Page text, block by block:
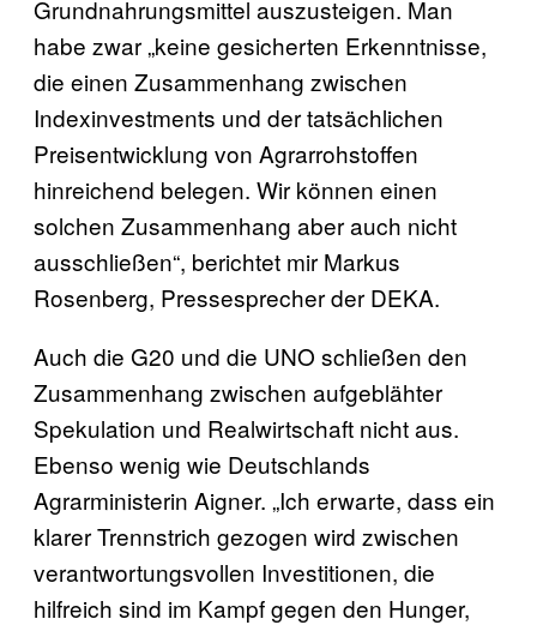
Grundnahrungsmittel auszusteigen. Man
habe zwar „keine gesicherten Erkenntnisse,
die einen Zusammenhang zwischen
Indexinvestments und der tatsächlichen
Preisentwicklung von Agrarrohstoffen
hinreichend belegen. Wir können einen
solchen Zusammenhang aber auch nicht
ausschließen“, berichtet mir Markus
Rosenberg, Pressesprecher der DEKA.
Auch die G20 und die UNO schließen den
Zusammenhang zwischen aufgeblähter
Spekulation und Realwirtschaft nicht aus.
Ebenso wenig wie Deutschlands
Agrarministerin Aigner. „Ich erwarte, dass ein
klarer Trennstrich gezogen wird zwischen
verantwortungsvollen Investitionen, die
hilfreich sind im Kampf gegen den Hunger,